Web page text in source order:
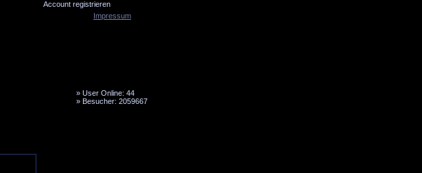
Account registrieren
» User Online: 44
» Besucher: 2059667
Impressum